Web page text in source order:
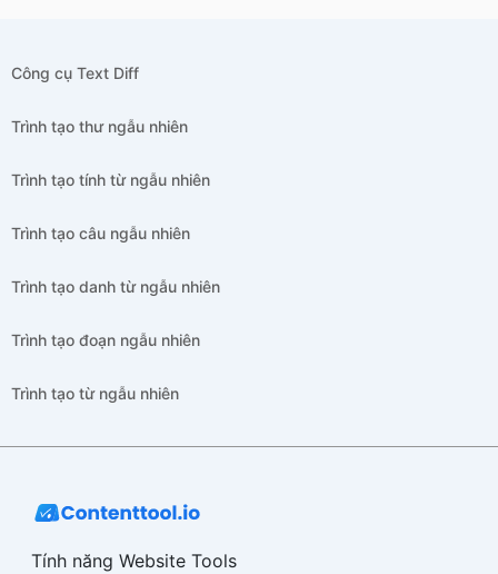
Công cụ Text Diff
Trình tạo thư ngẫu nhiên
Trình tạo tính từ ngẫu nhiên
Trình tạo câu ngẫu nhiên
Trình tạo danh từ ngẫu nhiên
Trình tạo đoạn ngẫu nhiên
Trình tạo từ ngẫu nhiên
Tính năng Website Tools